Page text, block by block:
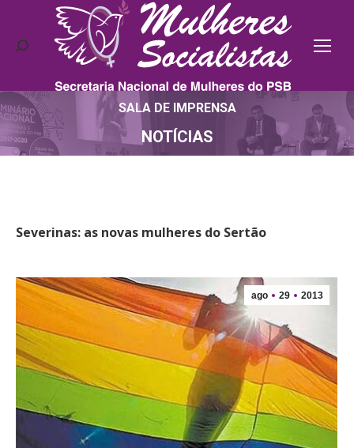
Search:
SALA DE IMPRENSA
NOTÍCIAS
Você está aqui:
Severinas: as novas mulheres do Sertão
ago 29 2013